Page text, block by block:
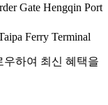
Gate Hengqin Port
Ferry Terminal
하여 최신 혜택을